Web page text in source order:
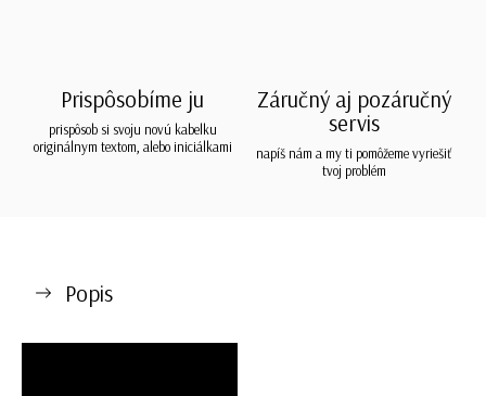
Prispôsobíme ju
prispôsob si svoju novú kabelku
originálnym textom, alebo iniciálkami
Záručný aj pozáručný
servis
napíš nám a my ti pomôžeme vyriešiť
tvoj problém
Popis